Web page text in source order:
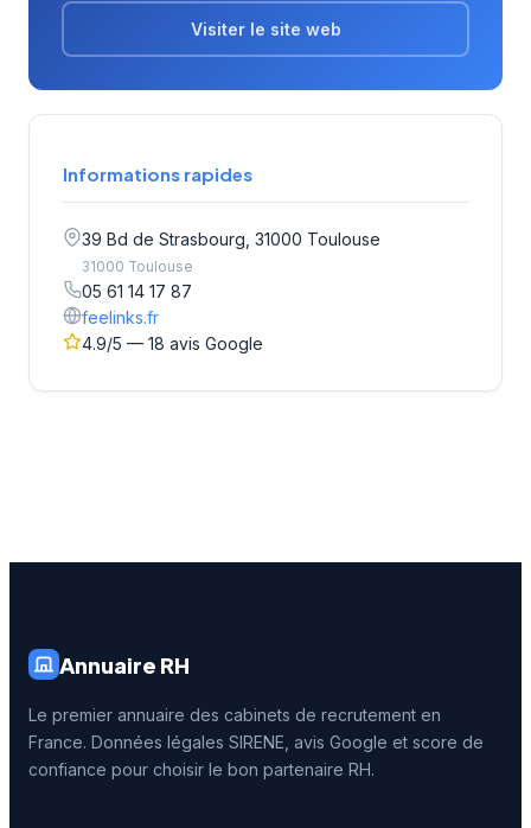
Visiter le site web
Informations rapides
39 Bd de Strasbourg, 31000 Toulouse
31000 Toulouse
05 61 14 17 87
feelinks.fr
4.9/5 — 18 avis Google
Annuaire RH
Le premier annuaire des cabinets de recrutement en
France. Données légales SIRENE, avis Google et score de
confiance pour choisir le bon partenaire RH.